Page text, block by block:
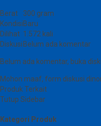
Berat
300 gram
KondisiBaru
Dilihat 1.572 kali
Diskusi Belum ada komentar
Belum ada komentar, buka
Mohon maaf, form diskusi
Produk Terkait
Tutup Sidebar
Kategori Produk